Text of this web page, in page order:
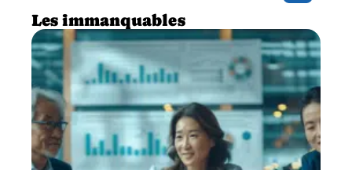
Les immanquables